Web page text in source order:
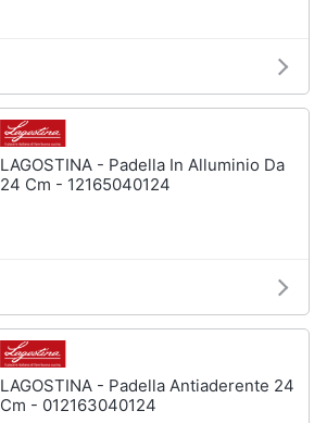
LAGOSTINA - Padella In Alluminio Da
24 Cm - 12165040124
LAGOSTINA - Padella Antiaderente 24
Cm - 012163040124